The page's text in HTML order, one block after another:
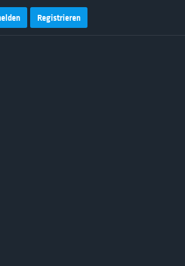
Registrieren